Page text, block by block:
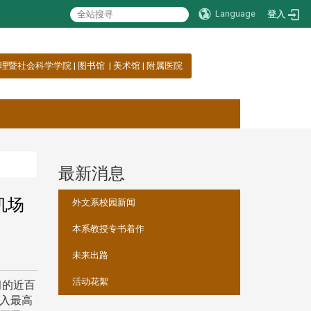
Language 登入
暨社会科学学院 | 图书馆 | 美术馆 | 附属医院
场
近百
最高
最新消息
外文系校园新闻
本系教授专书着作
未来出路
活动花絮